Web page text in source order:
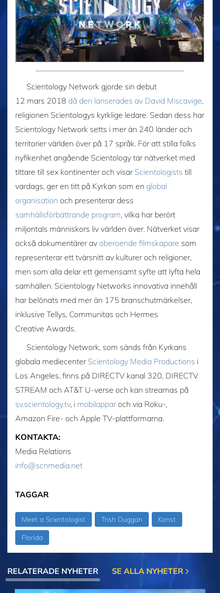
Scientology Network gjorde sin debut
12 mars 2018 då den lanserades av David Miscavige,
religionen Scientologys kyrklige ledare. Sedan dess har
Scientology Network setts i mer än 240 länder och
territorier världen över på 17 språk. För att stilla folks
nyfikenhet angående Scientology tar nätverket med
tittare till sex kontinenter och visar Scientologists till
vardags, ger en titt på Kyrkan som en global
organisation och presenterar dess
samhällsförbättrande program, vilka har berört
miljontals människors liv världen över. Nätverket visar
också dokumentärer av oberoende filmskapare som
representerar ett tvärsnitt av kulturer och religioner,
men som alla delar ett gemensamt syfte att lyfta hela
samhällen. Scientology Networks innovativa innehåll
har belönats med mer än 175 branschutmärkelser,
inklusive Tellys, Communitas och Hermes
Creative Awards.
Scientology Network, som sänds från Kyrkans
globala mediecenter Scientology Media Productions i
Los Angeles, finns på DIRECTV kanal 320, DIRECTV
STREAM och AT&T U-verse och kan streamas på
sv.scientology.tv, i mobilapparoch via Roku-,
Amazon Fire- och Apple TV-plattformarna.
KONTAKTA:
Media Relations
info@scnmedia.net
TAGGAR
Meet a Scientologist Trish Duggan Konst
Florida
RELATERADE NYHETER SE ALLA NYHETER